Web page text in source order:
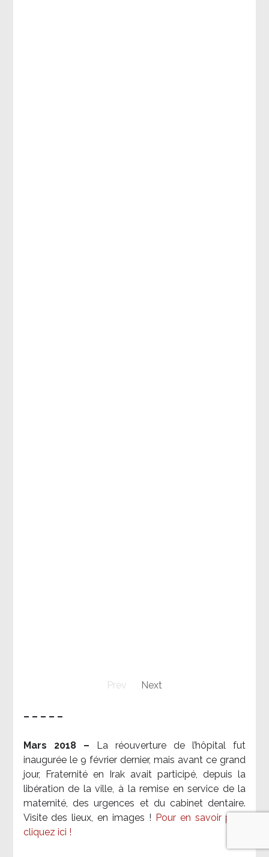
Prev Next
– – – – –
Mars 2018 –
La réouverture de l’hôpital fut
inaugurée le 9 février dernier, mais avant ce grand
jour, Fraternité en Irak avait participé, depuis la
libération de la ville, à la remise en service de la
maternité, des urgences et du cabinet dentaire.
Visite des lieux, en images ! Pour en savoir plus,
cliquez ici !